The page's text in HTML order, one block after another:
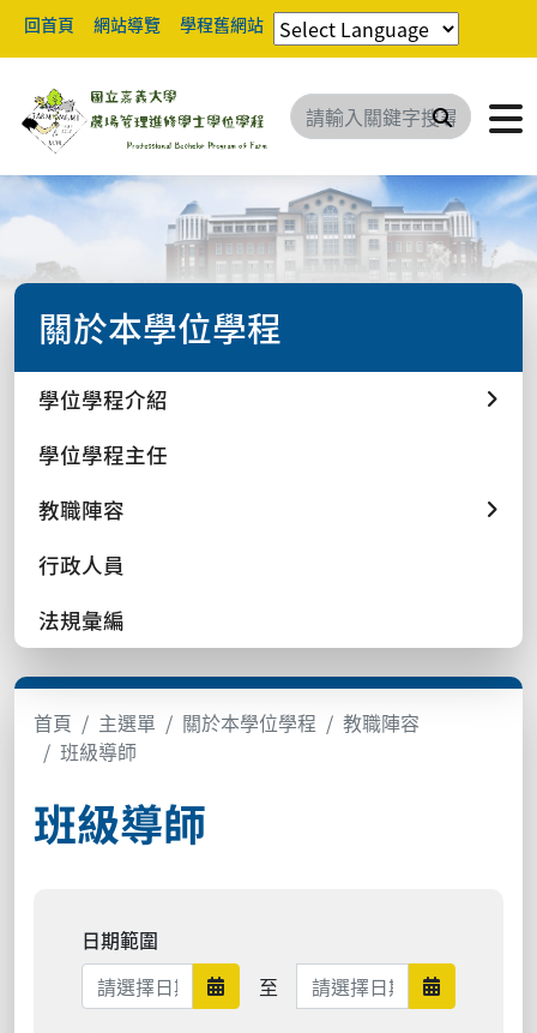
回首頁 網站導覽 學程舊網站
搜尋
關於本學位學程
學位學程介紹
學位學程主任
教職陣容
行政人員
法規彙編
首頁 主選單 關於本學位學程
教職陣容
班級導師
班級導師
日期範圍
日期範圍開始
至 日期範圍結束 日期範圍